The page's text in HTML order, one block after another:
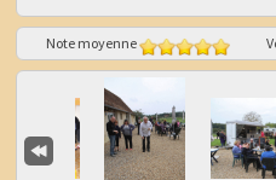
Note moyenne